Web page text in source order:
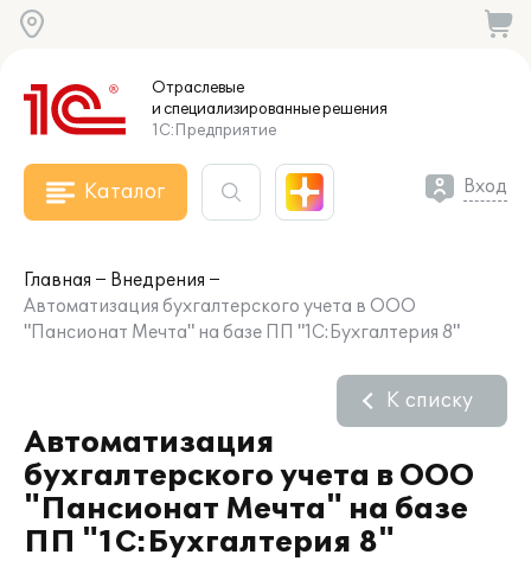
Отраслевые
и специализированныерешения
1С:Предприятие
Каталог Вход
Главная
Внедрения
Автоматизация бухгалтерского учета в ООО
"Пансионат Мечта" на базе ПП "1С:Бухгалтерия 8"
Автоматизация
бухгалтерского учета в ООО
"Пансионат Мечта" на базе
ПП "1С:Бухгалтерия 8"
К списку